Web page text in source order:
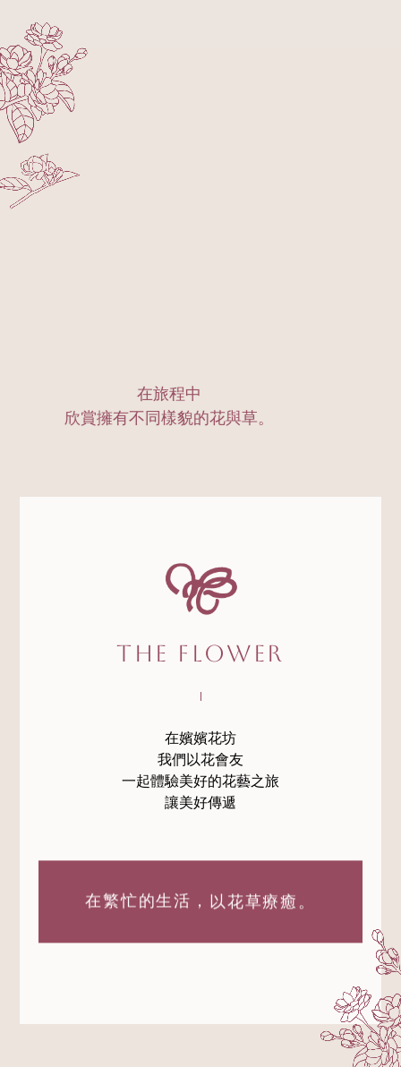
在旅程中
欣賞擁有不同樣貌的花與草。
The Flower
在嬪嬪花坊
我們以花會友
一起體驗美好的花藝之旅
讓美好傳遞
在繁忙的生活， 以花草療癒。